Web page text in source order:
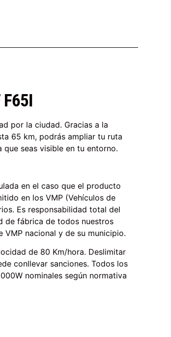
por la ciudad. Gracias a la
65 km, podrás ampliar tu ruta
seas visible en tu entorno.
en el caso que el producto
en los VMP (Vehículos de
Es responsabilidad total del
de fábrica de todos nuestros
nacional y de su municipio.
de 80 Km/hora. Deslimitar
conllevar sanciones. Todos los
nominales según normativa